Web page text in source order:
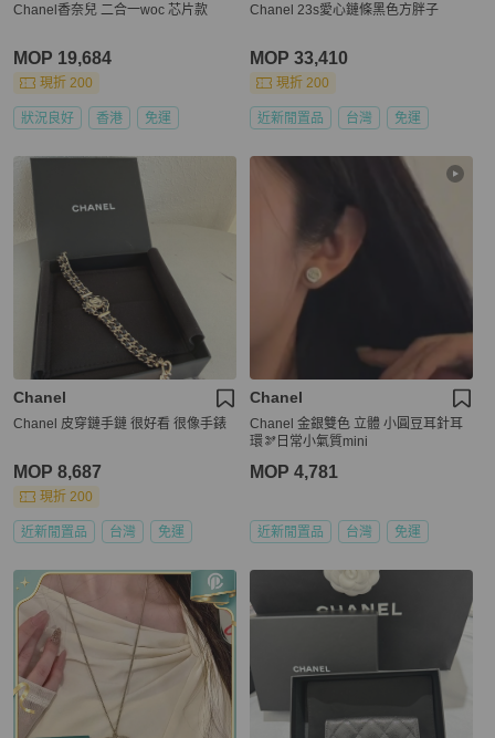
Chanel香奈兒 二合一woc 芯片款
MOP 19,684
現折 200
狀況良好 香港 免運
Chanel 23s愛心鏈條黑色方胖子
MOP 33,410
現折 200
近新閒置品 台灣 免運
Chanel
Chanel 皮穿鏈手鏈 很好看 很像手錶
MOP 8,687
現折 200
近新閒置品 台灣 免運
Chanel
Chanel 金銀雙色 立體 小圓豆耳針耳
環🫘日常小氣質mini
MOP 4,781
近新閒置品 台灣 免運